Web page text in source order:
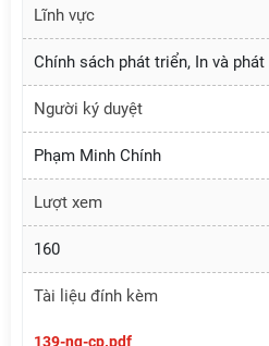
Lĩnh vực
Chính sách phát triển, In và
Người ký duyệt
Phạm Minh Chính
Lượt xem
160
Tài liệu đính kèm
139-nq-cp.pdf